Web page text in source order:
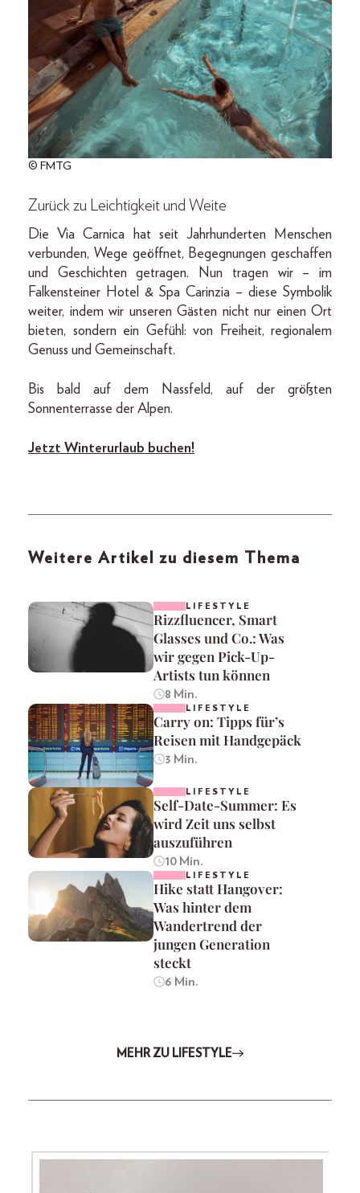
© FMTG
Zurück zu Leichtigkeit und Weite
Die Via Carnica hat seit Jahrhunderten Menschen
verbunden, Wege geöffnet, Begegnungen geschaffen
und Geschichten getragen. Nun tragen wir – im
Falkensteiner Hotel & Spa Carinzia – diese Symbolik
weiter, indem wir unseren Gästen nicht nur einen Ort
bieten, sondern ein Gefühl: von Freiheit, regionalem
Genuss und Gemeinschaft.
Bis bald auf dem Nassfeld, auf der größten
Sonnenterrasse der Alpen.
Jetzt Winterurlaub buchen!
Weitere Artikel zu diesem Thema
LIFESTYLE
Rizzfluencer, Smart
Glasses und Co.: Was
wir gegen Pick-Up-
Artists tun können
8 Min.
LIFESTYLE
Carry on: Tipps für’s
Reisen mit Handgepäck
3 Min.
LIFESTYLE
Self-Date-Summer: Es
wird Zeit uns selbst
auszuführen
10 Min.
LIFESTYLE
Hike statt Hangover:
Was hinter dem
Wandertrend der
jungen Generation
steckt
6 Min.
MEHR ZU LIFESTYLE